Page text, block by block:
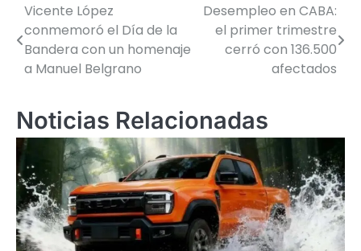
Navegación
de
entradas
Vicente López
conmemoró el Día de la
Bandera con un homenaje
a Manuel Belgrano
Desempleo en CABA:
el primer trimestre
cerró con 136.500
afectados
Noticias Relacionadas